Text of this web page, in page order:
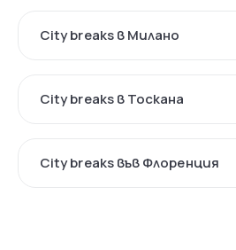
City breaks в Милано
City breaks в Тоскана
City breaks във Флоренция